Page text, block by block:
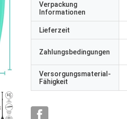
Verpackung
Informationen
Lieferzeit
Zahlungsbedingungen
Versorgungsmaterial-
Fähigkeit